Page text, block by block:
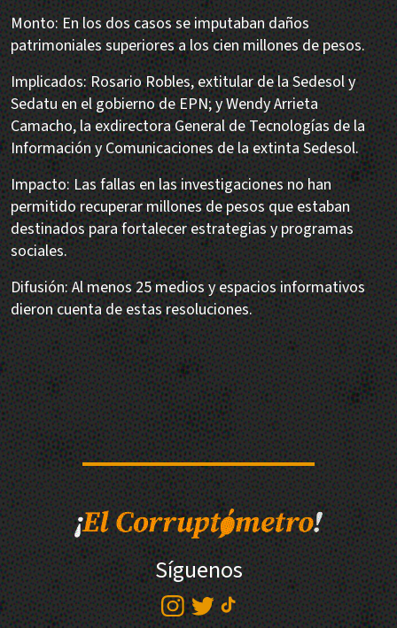
Monto: En los dos casos se imputaban daños
patrimoniales superiores a los cien millones de pesos.
Implicados: Rosario Robles, extitular de la Sedesol y
Sedatu en el gobierno de EPN; y Wendy Arrieta
Camacho, la exdirectora General de Tecnologías de la
Información y Comunicaciones de la extinta Sedesol.
Impacto: Las fallas en las investigaciones no han
permitido recuperar millones de pesos que estaban
destinados para fortalecer estrategias y programas
sociales.
Difusión: Al menos 25 medios y espacios informativos
dieron cuenta de estas resoluciones.
Síguenos